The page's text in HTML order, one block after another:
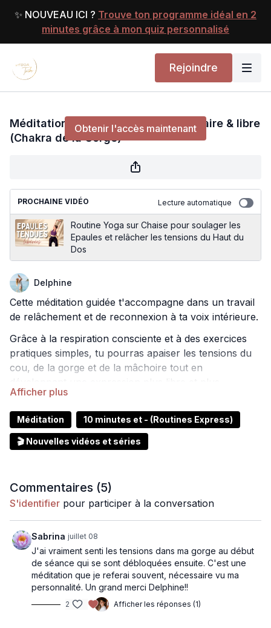
✨ NOUVEAU ICI ? Trouve ton programme idéal en 2
minutes grâce à mon quiz personnalisé
Rejoindre
Méditation | Retrouver une Parole claire & libre
Obtenir l'accès maintenant
pour continuer
Méditation | Retrouver une Parole claire & libre
(Chakra de la Gorge)
PROCHAINE VIDÉO Lecture automatique
Routine Yoga sur Chaise pour soulager les
Epaules et relâcher les tensions du Haut du
Dos
Delphine
Cette méditation guidée t'accompagne dans un travail
de relâchement et de reconnexion à ta voix intérieure.
Grâce à la respiration consciente et à des exercices
pratiques simples, tu pourras apaiser les tensions du
cou, de la gorge et de la mâchoire tout en
authentique.
Une pratique idéale pour gagner en confiance, mieux
écouter tes besoins et communiquer avec davantage
de sérénité.
Méditation 10 minutes et - (Routines Express)
🎬 Nouvelles vidéos et séries
Commentaires (5)
S'identifier pour participer à la conversation
Sabrina juillet 08
J'ai vraiment senti les tensions dans ma gorge au début
de séance qui se sont débloquées ensuite. C'est une
méditation que je referai souvent, nécessaire vu ma
personnalité. Un grand merci Delphine!!
2 Afficher les réponses (1)